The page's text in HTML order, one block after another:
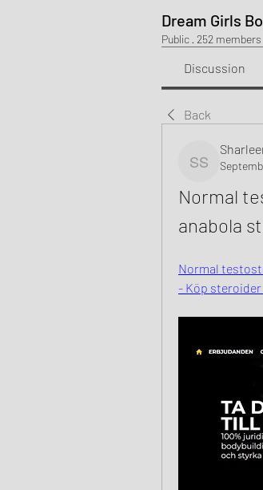
Dream Girls
Public · 252 members
Discussion
Back
Sharleen
Normal
anabola
Normal
- Köp